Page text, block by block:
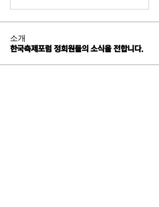
소개
한국축제포럼 정회원들의 소식을 전합니다.